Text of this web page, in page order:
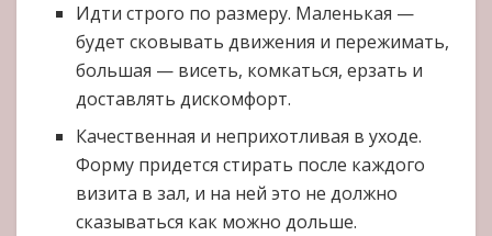
Идти строго по размеру. Маленькая —
будет сковывать движения и пережимать,
большая — висеть, комкаться, ерзать и
доставлять дискомфорт.
Качественная и неприхотливая в уходе.
Форму придется стирать после каждого
визита в зал, и на ней это не должно
сказываться как можно дольше.